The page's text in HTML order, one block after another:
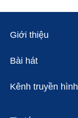
Giới thiệu
Bài hát
Kênh truyền hình